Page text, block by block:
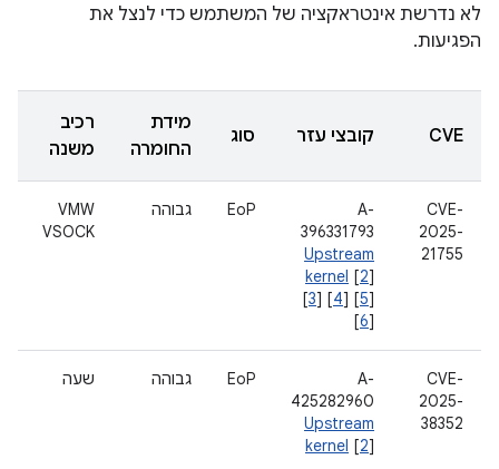
לא נדרשת אינטראקציה של המשתמש כדי לנצל את
הפגיעות.
CVE קובצי עזר סוג
מידת
החומרה
רכיב
משנה
CVE-
2025-
21755
A-
396331793
Upstream
kernel [2]
[3] [4] [5]
[6]
EoP גבוהה
VMW
VSOCK
CVE-
2025-
38352
A-
425282960
Upstream
kernel [2]
EoP גבוהה שעה